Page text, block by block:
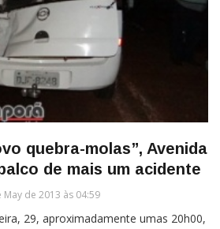
quebra-molas”, Avenida
de mais um acidente
de 2013 às 04:59
29, aproximadamente umas 20h00,